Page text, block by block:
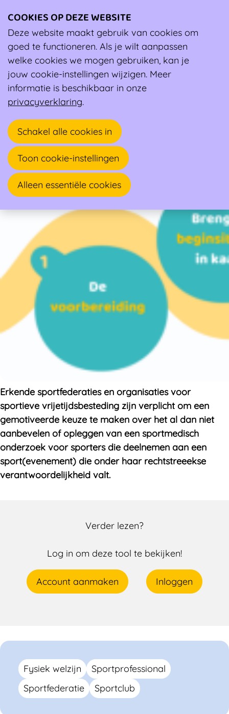
Tools
Sportmedisch onderzoek in je beleid: een stappenplan
Sportmedisch onderzoek in je beleid: een stappenplan
Sportmedisch onderzoek in je beleid: een stappenplan
Erkende sportfederaties en organisaties voor
sportieve vrijetijdsbesteding zijn verplicht om een
gemotiveerde keuze te maken over het al dan niet
aanbevelen of opleggen van een sportmedisch
onderzoek voor sporters die deelnemen aan een
sport(evenement) die onder haar rechtstreeekse
verantwoordelijkheid valt.
Verder lezen?
Log in om deze tool te bekijken!
Account aanmaken Inloggen
Fysiek welzijn
Sportprofessional
Sportfederatie
Sportclub
COOKIES OP DEZE WEBSITE
Deze website maakt gebruik van cookies om
goed te functioneren. Als je wilt aanpassen
welke cookies we mogen gebruiken, kan je
jouw cookie-instellingen wijzigen. Meer
informatie is beschikbaar in onze
privacyverklaring.
Schakel alle cookies in
Toon cookie-instellingen
Alleen essentiële cookies